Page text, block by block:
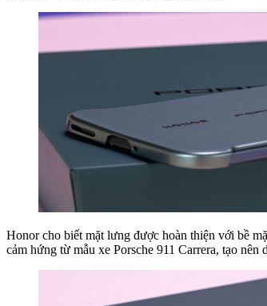
Honor cho biết mặt lưng được hoàn thiện với bề
cảm hứng từ mẫu xe Porsche 911 Carrera, tạo